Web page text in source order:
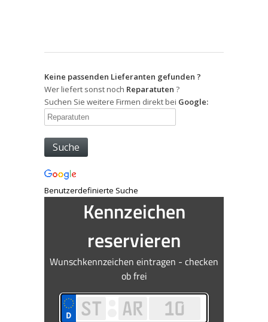
Keine passenden Lieferanten gefunden ?
Wer liefert sonst noch Reparatuten ?
Suchen Sie weitere Firmen direkt bei Google:
Benutzerdefinierte Suche